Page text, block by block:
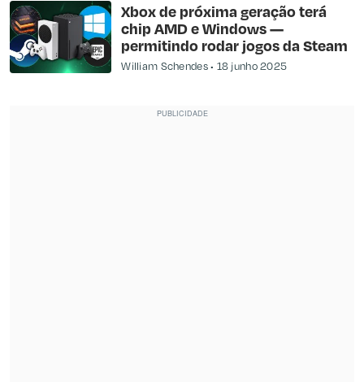
Xbox de próxima geração terá
chip AMD e Windows —
permitindo rodar jogos da Steam
William Schendes 18 junho 2025